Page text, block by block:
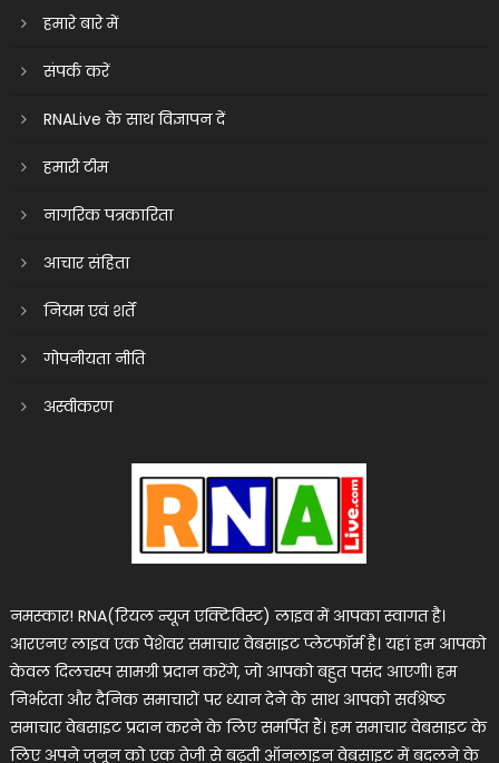
हमारे बारे में
संपर्क करें
RNALive के साथ विज्ञापन दें
हमारी टीम
नागरिक पत्रकारिता
आचार संहिता
नियम एवं शर्तें
गोपनीयता नीति
अस्वीकरण
नमस्कार! RNA(रियल न्यूज एक्टिविस्ट) लाइव में आपका स्वागत है।
आरएनए लाइव एक पेशेवर समाचार वेबसाइट प्लेटफॉर्म है। यहां हम आपको
केवल दिलचस्प सामग्री प्रदान करेंगे, जो आपको बहुत पसंद आएगी। हम
निर्भरता और दैनिक समाचारों पर ध्यान देने के साथ आपको सर्वश्रेष्ठ
समाचार वेबसाइट प्रदान करने के लिए समर्पित हैं। हम समाचार वेबसाइट के
लिए अपने जुनून को एक तेजी से बढ़ती ऑनलाइन वेबसाइट में बदलने के